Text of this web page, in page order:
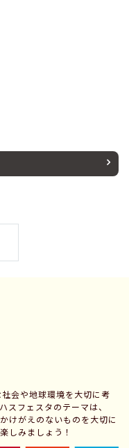
社会や地球環境を大切に考
スフェスタのテーマは、
けがえのないものを大切に
しみましょう！